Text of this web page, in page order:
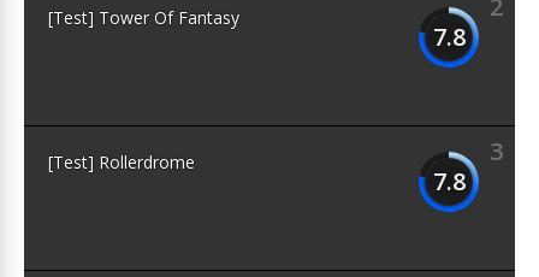
2
7.8
[Test] Tower Of Fantasy
3
7.8
[Test] Rollerdrome